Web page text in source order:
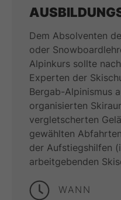
Dem Absolventen
oder
Alpinkurs sollte
Experten der
Bergab-Alpinismus
organisierten
vergletscherten
gewählten
der Aufstiegshilfen
arbeitgebenden
WANN